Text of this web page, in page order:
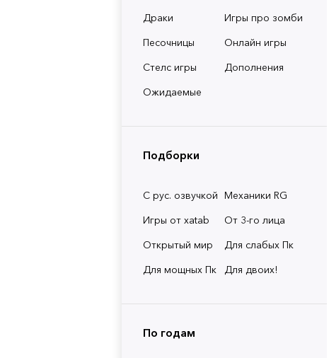
Драки
Игры про зомби
Песочницы
Онлайн игры
Стелс игры
Дополнения
Ожидаемые
Подборки
С рус. озвучкой Механики RG
Игры от xatab
От 3-го лица
Открытый мир
Для слабых Пк
Для мощных Пк
Для двоих!
По годам